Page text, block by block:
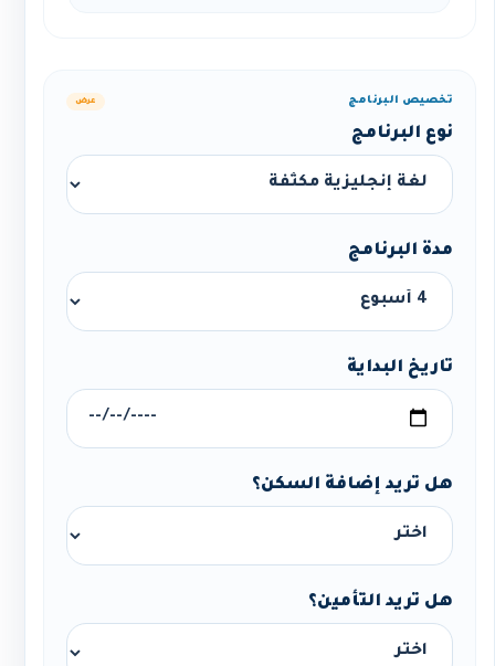
تخصيص البرنامج عرض
نوع البرنامج
مدة البرنامج
تاريخ البداية
هل تريد إضافة السكن؟
هل تريد التأمين؟